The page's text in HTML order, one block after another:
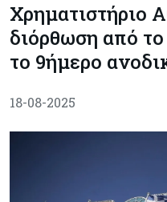
Χρηματιστήριο
διόρθωση από
το 9ήμερο
18-08-2025